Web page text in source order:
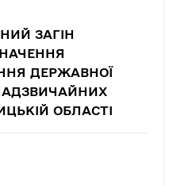
ЗАГІН
ДЕРЖАВНОЇ
ОБЛАСТІ